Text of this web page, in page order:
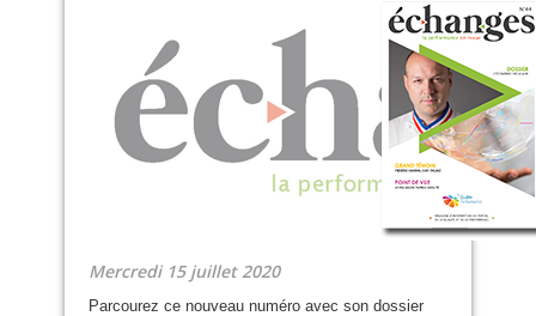
Mercredi 15 juillet 2020
Parcourez ce nouveau numéro avec son dossier